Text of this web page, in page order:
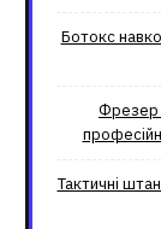
Ботокс
Фрезер
Тактичні